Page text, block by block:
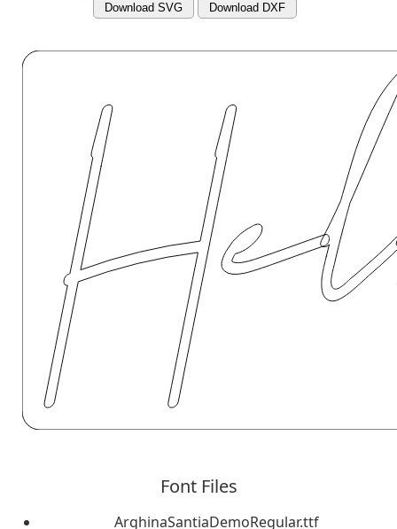
Download SVG Download DXF
Font Files
ArghinaSantiaDemoRegular.ttf